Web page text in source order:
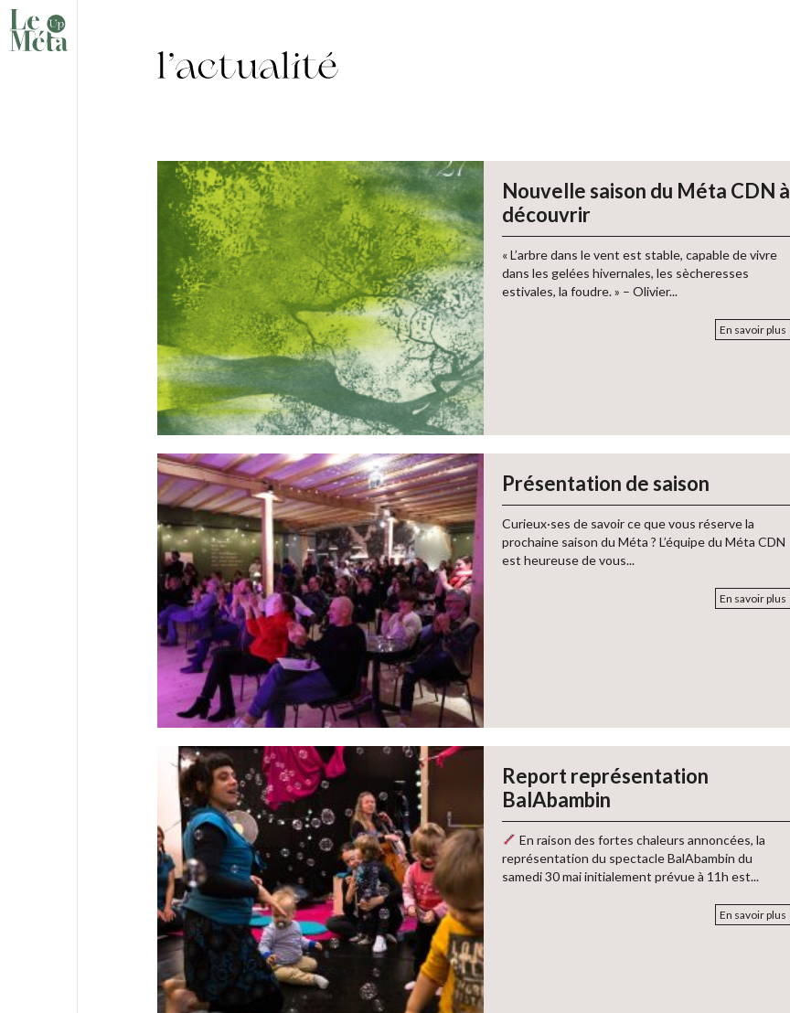
Nouvelle saison du Méta CDN à
découvrir
« L’arbre dans le vent est stable, capable de vivre
dans les gelées hivernales, les sècheresses
estivales, la foudre. » – Olivier...
En savoir plus
Présentation de saison
Curieux·ses de savoir ce que vous réserve la
prochaine saison du Méta ? L’équipe du Méta CDN
est heureuse de vous...
En savoir plus
Report représentation
BalAbambin
En raison des fortes chaleurs annoncées, la
représentation du spectacle BalAbambin du
samedi 30 mai initialement prévue à 11h est...
En savoir plus